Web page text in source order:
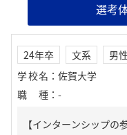
選考
24年卒 文系
男性
学校名 ： 佐賀大学
職種 ： -
【インターンシップの